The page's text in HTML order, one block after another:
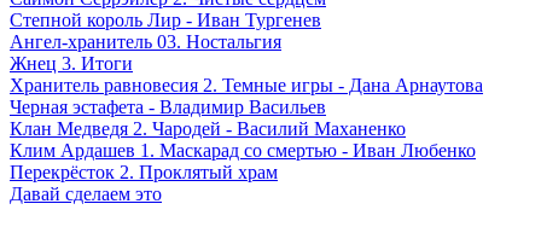
Степной король Лир - Иван Тургенев
Ангел-хранитель 03. Ностальгия
Жнец 3. Итоги
Хранитель равновесия 2. Темные игры - Дана Арнаутова
Черная эстафета - Владимир Васильев
Клан Медведя 2. Чародей - Василий Маханенко
Клим Ардашев 1. Маскарад со смертью - Иван Любенко
Перекрёсток 2. Проклятый храм
Давай сделаем это